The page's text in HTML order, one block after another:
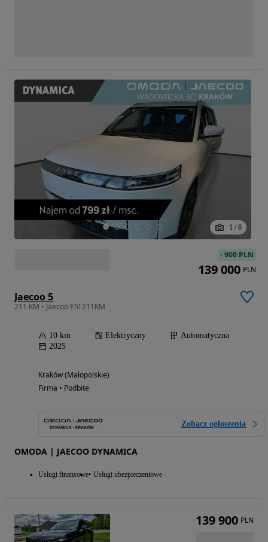
1 / 6
Jaecoo 5
211 KM • Jaecoo E5! 211KM
10 km Elektryczny
Automatyczna
2025
Kraków (Małopolskie)
Firma • Podbite
Zobacz ogłoszenia
OMODA | JAECOO DYNAMICA
Usługi finansowe Usługi ubezpieczeniowe
-900 PLN
139 000 PLN
139 900 PLN